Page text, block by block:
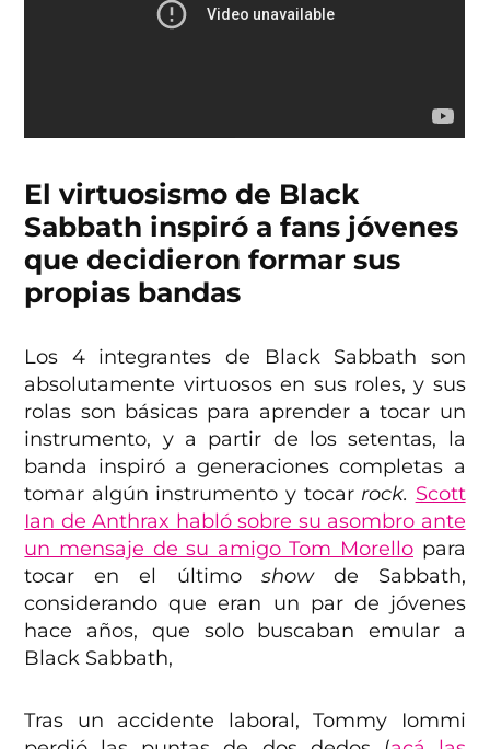
El virtuosismo de Black
Sabbath inspiró a fans jóvenes
que decidieron formar sus
propias bandas
Los 4 integrantes de Black Sabbath son
absolutamente virtuosos en sus roles, y sus
rolas son básicas para aprender a tocar un
instrumento, y a partir de los setentas, la
banda inspiró a generaciones completas a
tomar algún instrumento y tocar rock. Scott
Ian de Anthrax habló sobre su asombro ante
un mensaje de su amigo Tom Morello para
tocar en el último show de Sabbath,
considerando que eran un par de jóvenes
hace años, que solo buscaban emular a
Black Sabbath,
Tras un accidente laboral, Tommy Iommi